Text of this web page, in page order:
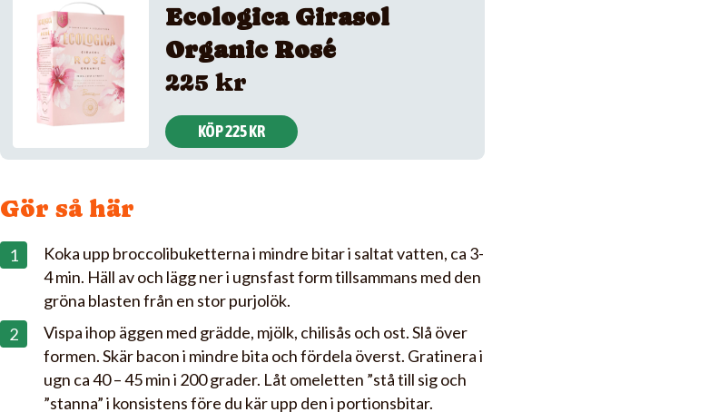
Ecologica Girasol
Organic Rosé
225 kr
KÖP 225 KR
Gör så här
Koka upp broccolibuketterna i mindre bitar i saltat vatten, ca 3-
4 min. Häll av och lägg ner i ugnsfast form tillsammans med den
gröna blasten från en stor purjolök.
Vispa ihop äggen med grädde, mjölk, chilisås och ost. Slå över
formen. Skär bacon i mindre bita och fördela överst. Gratinera i
ugn ca 40 – 45 min i 200 grader. Låt omeletten ”stå till sig och
”stanna” i konsistens före du kär upp den i portionsbitar.